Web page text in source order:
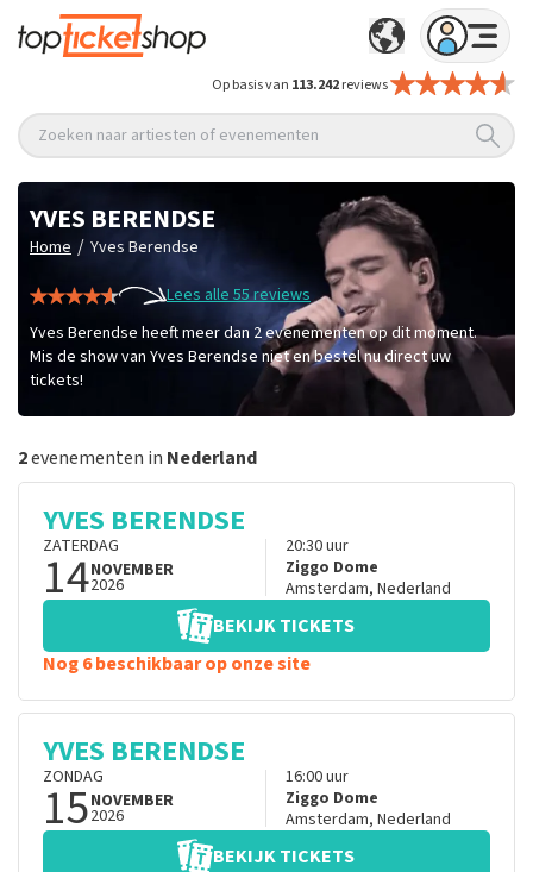
Op basis van 113.242reviews
Zoeken naar artiesten of evenementen
YVES BERENDSE
Home / Yves Berendse
Lees alle 55 reviews
Yves Berendse heeft meer dan 2 evenementen op dit moment.
Mis de show van Yves Berendse niet en bestel nu direct uw
tickets!
2evenementen in Nederland
YVES BERENDSE
ZATERDAG
14NOVEMBER
2026
20:30uur
Ziggo Dome
Amsterdam, Nederland
BEKIJK TICKETS
Nog 6 beschikbaar op onze site
YVES BERENDSE
ZONDAG
15NOVEMBER
2026
16:00uur
Ziggo Dome
Amsterdam, Nederland
BEKIJK TICKETS